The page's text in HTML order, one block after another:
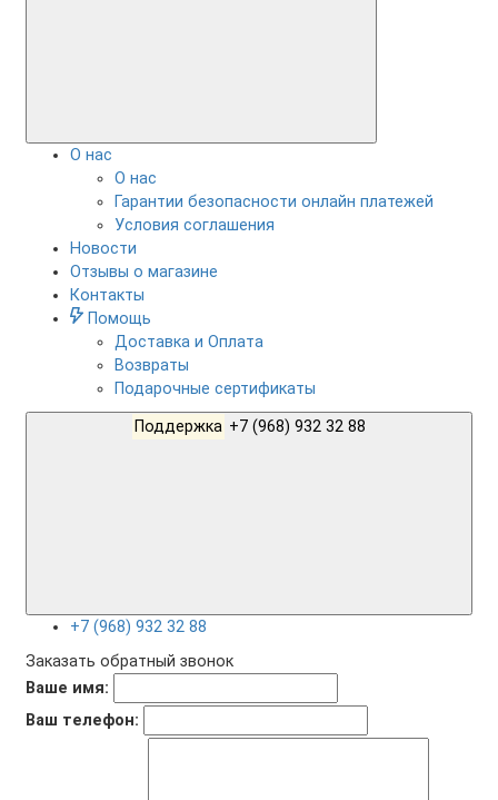
О нас
О нас
Гарантии безопасности онлайн платежей
Условия соглашения
Новости
Отзывы о магазине
Контакты
Помощь
Доставка и Оплата
Возвраты
Подарочные сертификаты
Поддержка
+7 (968) 932 32 88
Заказать обратный звонок
Ваше имя:
Ваш телефон: